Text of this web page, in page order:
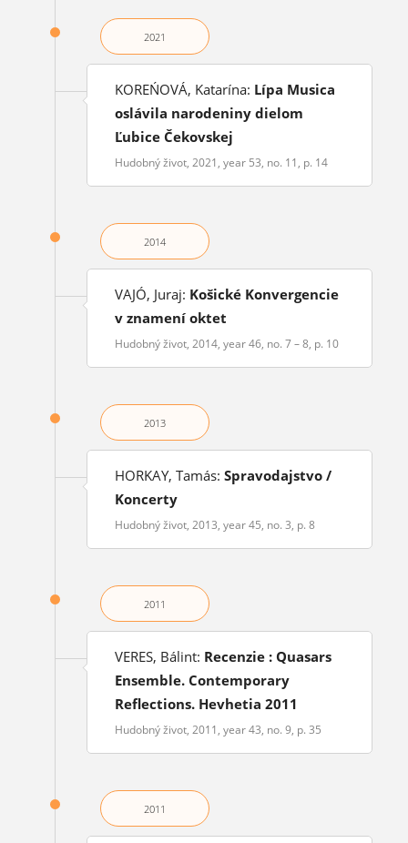
2021
KOREŃOVÁ, Katarína: Lípa Musica
oslávila narodeniny dielom
Ľubice Čekovskej
Hudobný život, 2021, year 53, no. 11, p. 14
2014
VAJÓ, Juraj: Košické Konvergencie
v znamení oktet
Hudobný život, 2014, year 46, no. 7 – 8, p. 10
2013
HORKAY, Tamás: Spravodajstvo /
Koncerty
Hudobný život, 2013, year 45, no. 3, p. 8
2011
VERES, Bálint: Recenzie : Quasars
Ensemble. Contemporary
Reflections. Hevhetia 2011
Hudobný život, 2011, year 43, no. 9, p. 35
2011